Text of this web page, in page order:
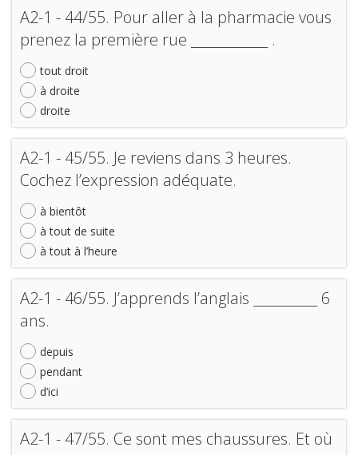
A2-1 - 44/55. Pour aller à la pharmacie vous
prenez la première rue ____________ .
tout droit
à droite
droite
A2-1 - 45/55. Je reviens dans 3 heures.
Cochez l’expression adéquate.
à bientôt
à tout de suite
à tout à l’heure
A2-1 - 46/55. J’apprends l’anglais __________ 6
ans.
depuis
pendant
d’ici
A2-1 - 47/55. Ce sont mes chaussures. Et où